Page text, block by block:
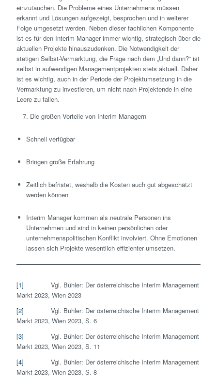
einzutauchen. Die Probleme eines Unternehmens müssen
erkannt und Lösungen aufgezeigt, besprochen und in weiterer
Folge umgesetzt werden. Neben dieser fachlichen Komponente
ist es für den Interim Manager immer wichtig, strategisch über die
aktuellen Projekte hinauszudenken. Die Notwendigkeit der
stetigen Selbst-Vermarktung, die Frage nach dem „Und dann?“ ist
selbst in aufwendigen Managementprojekten stets aktuell. Daher
ist es wichtig, auch in der Periode der Projektumsetzung in die
Vermarktung zu investieren, um nicht nach Projektende in eine
Leere zu fallen.
Die großen Vorteile von Interim Managern
Schnell verfügbar
Bringen große Erfahrung
Zeitlich befristet, weshalb die Kosten auch gut abgeschätzt
werden können
Interim Manager kommen als neutrale Personen ins
Unternehmen und sind in keinen persönlichen oder
unternehmenspolitischen Konflikt involviert. Ohne Emotionen
lassen sich Projekte wesentlich effizienter umsetzen.
[1] Vgl. Bühler: Der österreichische Interim Management
Markt 2023, Wien 2023
[2] Vgl. Bühler: Der österreichische Interim Management
Markt 2023, Wien 2023, S. 6
[3] Vgl. Bühler: Der österreichische Interim Management
Markt 2023, Wien 2023, S. 11
[4] Vgl. Bühler: Der österreichische Interim Management
Markt 2023, Wien 2023, S. 8